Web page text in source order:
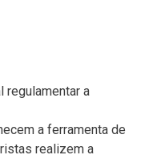
regulamentar a
a ferramenta de
realizem a